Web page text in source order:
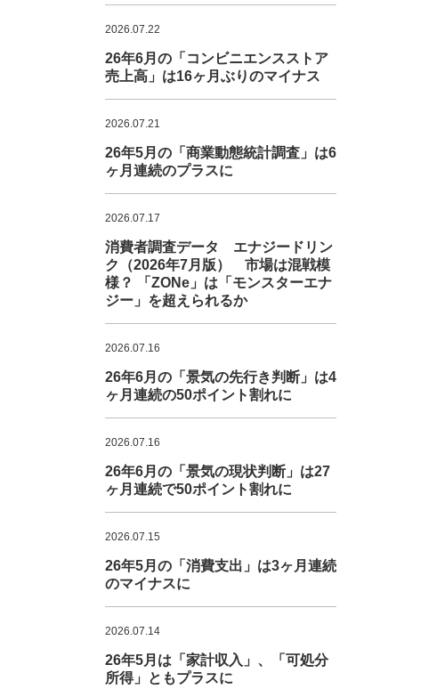
2026.07.22
26年6月の「コンビニエンスストア
売上高」は16ヶ月ぶりのマイナス
2026.07.21
26年5月の「商業動態統計調査」は6
ヶ月連続のプラスに
2026.07.17
消費者調査データ エナジードリン
ク（2026年7月版） 市場は混戦模
様？ 「ZONe」は「モンスターエナ
ジー」を超えられるか
2026.07.16
26年6月の「景気の先行き判断」は4
ヶ月連続の50ポイント割れに
2026.07.16
26年6月の「景気の現状判断」は27
ヶ月連続で50ポイント割れに
2026.07.15
26年5月の「消費支出」は3ヶ月連続
のマイナスに
2026.07.14
26年5月は「家計収入」、「可処分
所得」ともプラスに